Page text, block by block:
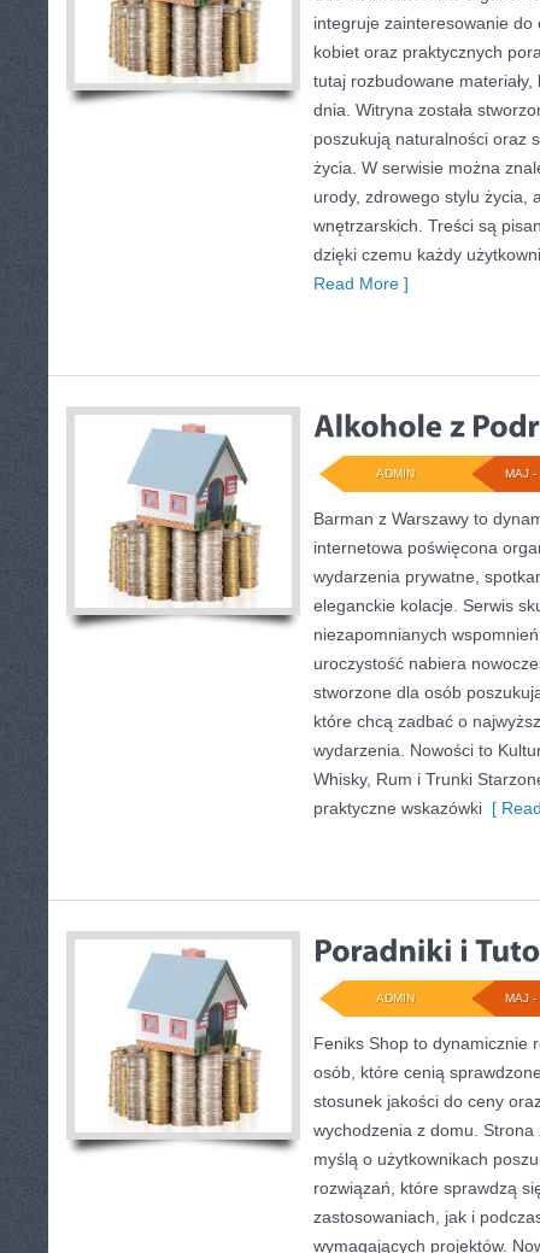
integruje zainteresowanie
kobiet oraz praktycznych
tutaj rozbudowane
dnia. Witryna została
poszukują naturalności oraz
życia. W serwisie można
urody, zdrowego stylu życia,
wnętrzarskich. Treści są
dzięki czemu każdy
Read More ]
MAJ -
ADMIN
Barman z Warszawy to
internetowa poświęcona
wydarzenia prywatne,
eleganckie kolacje. Serwis
niezapomnianych
uroczystość nabiera
stworzone dla osób
które chcą zadbać o
wydarzenia. Nowości to
Whisky, Rum i Trunki
praktyczne wskazówki [
MAJ -
ADMIN
Feniks Shop to dynamicznie
osób, które cenią
stosunek jakości do ceny
wychodzenia z domu. Strona
myślą o użytkownikach
rozwiązań, które sprawdzą
zastosowaniach, jak i
wymagających projektów.